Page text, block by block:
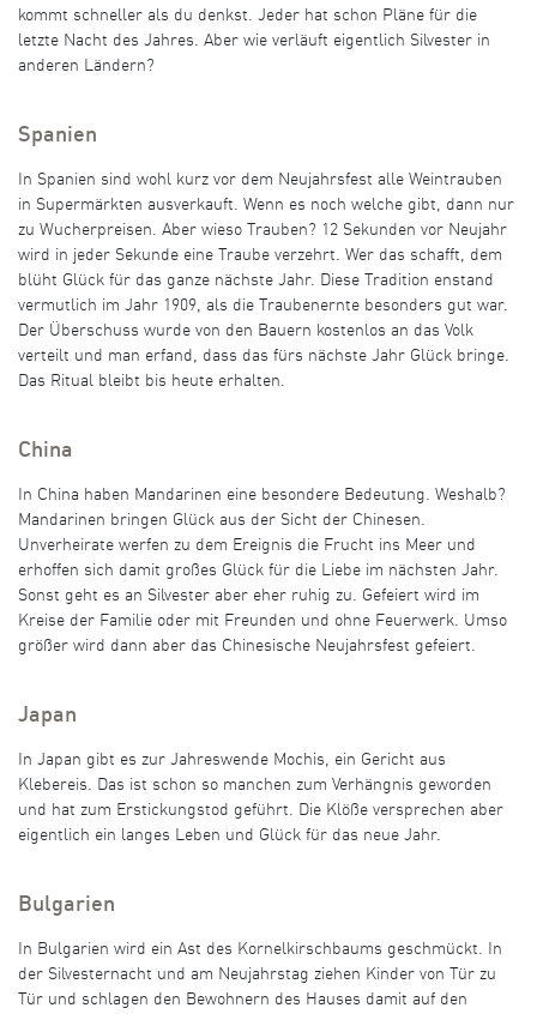
kommt schneller als du denkst. Jeder hat schon Pläne für die
letzte Nacht des Jahres. Aber wie verläuft eigentlich Silvester in
anderen Ländern?
Spanien
In Spanien sind wohl kurz vor dem Neujahrsfest alle Weintrauben
in Supermärkten ausverkauft. Wenn es noch welche gibt, dann nur
zu Wucherpreisen. Aber wieso Trauben? 12 Sekunden vor Neujahr
wird in jeder Sekunde eine Traube verzehrt. Wer das schafft, dem
blüht Glück für das ganze nächste Jahr. Diese Tradition enstand
vermutlich im Jahr 1909, als die Traubenernte besonders gut war.
Der Überschuss wurde von den Bauern kostenlos an das Volk
verteilt und man erfand, dass das fürs nächste Jahr Glück bringe.
Das Ritual bleibt bis heute erhalten.
China
In China haben Mandarinen eine besondere Bedeutung. Weshalb?
Mandarinen bringen Glück aus der Sicht der Chinesen.
Unverheirate werfen zu dem Ereignis die Frucht ins Meer und
erhoffen sich damit großes Glück für die Liebe im nächsten Jahr.
Sonst geht es an Silvester aber eher ruhig zu. Gefeiert wird im
Kreise der Familie oder mit Freunden und ohne Feuerwerk. Umso
größer wird dann aber das Chinesische Neujahrsfest gefeiert.
Japan
In Japan gibt es zur Jahreswende Mochis, ein Gericht aus
Klebereis. Das ist schon so manchen zum Verhängnis geworden
und hat zum Erstickungstod geführt. Die Klöße versprechen aber
eigentlich ein langes Leben und Glück für das neue Jahr.
Bulgarien
In Bulgarien wird ein Ast des Kornelkirschbaums geschmückt. In
der Silvesternacht und am Neujahrstag ziehen Kinder von Tür zu
Tür und schlagen den Bewohnern des Hauses damit auf den